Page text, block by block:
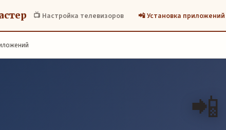
📺 Настройка телевизоров 📲 Установка приложений
📲